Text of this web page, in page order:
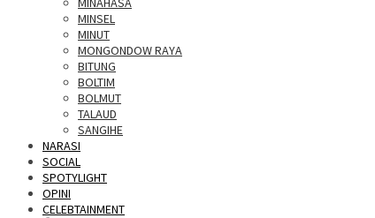
MINSEL
MINUT
MONGONDOW RAYA
BITUNG
BOLTIM
BOLMUT
TALAUD
SANGIHE
NARASI
SOCIAL
SPOTYLIGHT
OPINI
CELEBTAINMENT